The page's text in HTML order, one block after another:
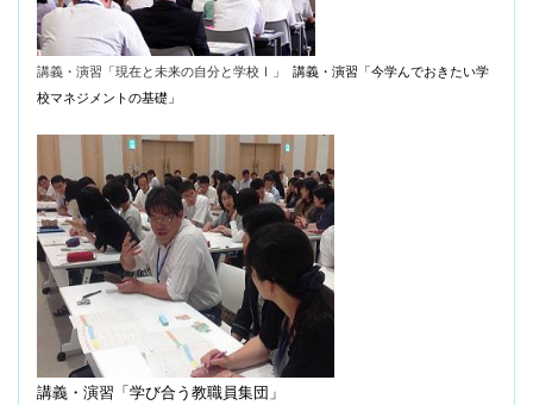
講義・演習「現在と未来の自分と学校Ⅰ」 講義・演習「今学んでおきたい学
校マネジメントの基礎」
講義・演習「学び合う教職員集団」